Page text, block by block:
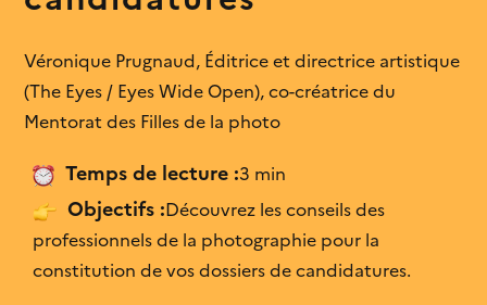
Infographie
Les chiffres des inégalités
dans le secteur...
J’ai appris des éléments
C’est explicite
Je vois que je ne suis pas seule
J'ai déjà ces connaissances
C’est trop complexe
Cela ne me concerne pas
Véronique Prugnaud, Éditrice et directrice artistique
(The Eyes / Eyes Wide Open), co-créatrice du
Mentorat des Filles de la photo
Temps de lecture :3 min
Objectifs :Découvrez les conseils des
professionnels de la photographie pour la
constitution de vos dossiers de candidatures.